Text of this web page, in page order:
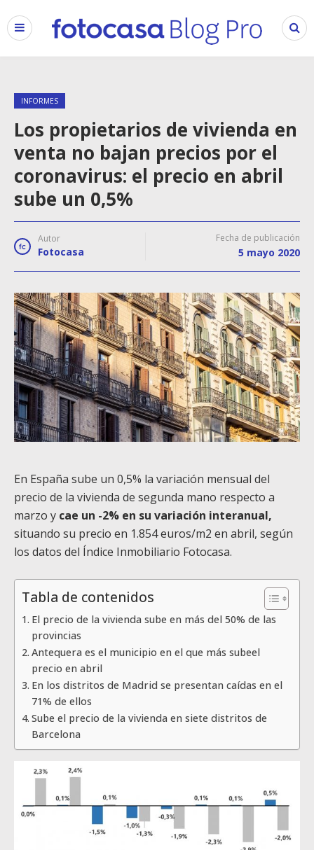
INFORMES
Los propietarios de vivienda en
venta no bajan precios por el
coronavirus: el precio en abril
sube un 0,5%
Autor
Fotocasa
Fecha de publicación
5 mayo 2020
En España sube un 0,5% la variación mensual del
precio de la vivienda de segunda mano respecto a
marzo y cae un -2% en su variación interanual,
situando su precio en 1.854 euros/m2 en abril, según
los datos del Índice Inmobiliario Fotocasa.
Tabla de contenidos
El precio de la vivienda sube en más del 50% de las
provincias
Antequera es el municipio en el que más subeel
precio en abril
En los distritos de Madrid se presentan caídas en el
71% de ellos
Sube el precio de la vivienda en siete distritos de
Barcelona